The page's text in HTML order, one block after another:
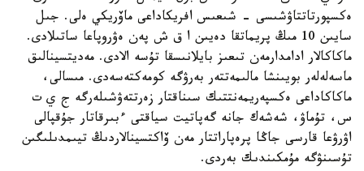
ەكسپورتاتتاۋشىسى - شىعىس افريكاداعى ماۆريكي ەلى. جىل
سايىن 10 مىڭ پريماتقا دەيىن ا ق ش پەن ەۋروپاعا ساتىلادى.
ماكاكالار ادامدارمەن تىعىز بايلانىسقا تۇسە الادى. مەديتسينالىق
ماسەلەلەر بويىنشا مالىمەتتەر بەرۋگە كومەكتەسەدى. مىسالى،
ماكاكاداعى ەكسپەريمەنتتىك سىناقتار زەرتتەۋشىلەرگە ج ي ت
س، تۇماۋ، شەشەك جانە گەپاتيت سياقتى ءبىرقاتار جۇقپالى
اۋرۋعا قارسى جاڭا پرەپاراتتار مەن ۆاكتسينالاردىڭ تيىمدىلىگىن
تۇسىنۋگە مۇمكىندىك بەردى.